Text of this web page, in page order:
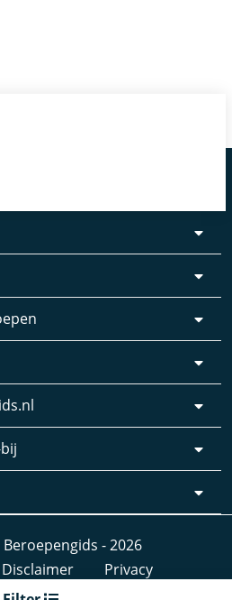
- 2026
Disclaimer
Privacy